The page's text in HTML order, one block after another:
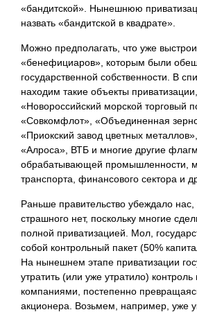
«бандитской». Нынешнюю
назвать «бандитской в квадрате».
Можно предполагать, что уже
«бенефициаров», которым были
государственной собственности. В
находим такие объекты
«Новороссийский морской торговый
«Совкомфлот», «Объединенная
«Приокский завод цветных
«Алроса», ВТБ и многие другие
обрабатывающей промышленности,
транспорта, финансового сектора и
Раньше правительство убеждало нас,
страшного нет, поскольку многие
полной приватизацией. Мол,
собой контрольный пакет (50%
На нынешнем этапе приватизации
утратить (или уже утратило)
компаниями, постепенно
акционера. Возьмем, например, уже